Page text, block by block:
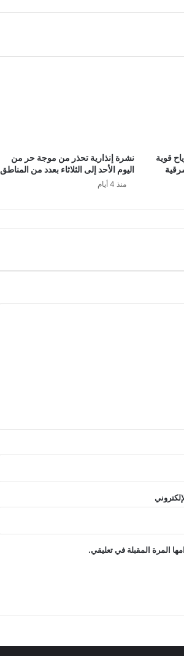
قوية
نشرة إنذارية تحذر من موجة حر من
اليوم الأحد إلى الثلاثاء بعدد من المناطق
منذ 4 أيام
المرة المقبلة في تعليقي.